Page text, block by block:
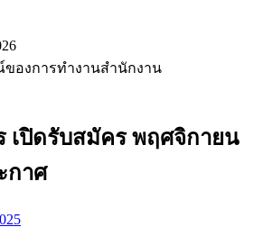
เปิดรับสมัคร พฤศจิกายน
กาศ